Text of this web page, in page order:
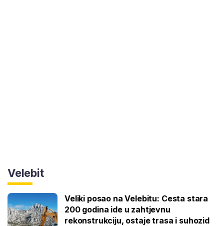
Velebit
Veliki posao na Velebitu: Cesta stara
200 godina ide u zahtjevnu
rekonstrukciju, ostaje trasa i suhozid